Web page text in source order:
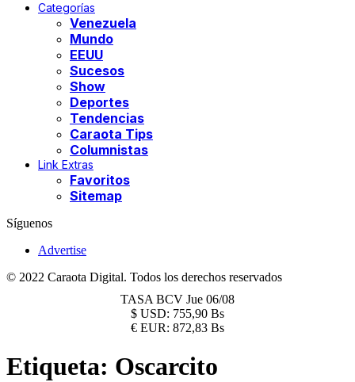
Categorías
Venezuela
Mundo
EEUU
Sucesos
Show
Deportes
Tendencias
Caraota Tips
Columnistas
Link Extras
Favoritos
Sitemap
Síguenos
Advertise
© 2022 Caraota Digital. Todos los derechos reservados
TASA BCV Jue 06/08
$ USD: 755,90 Bs
€ EUR: 872,83 Bs
Etiqueta: Oscarcito